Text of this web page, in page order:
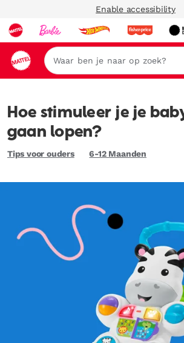
Enable accessibility
Hoe stimuleer je je
gaan lopen?
Tips voor ouders 6-12 Maanden